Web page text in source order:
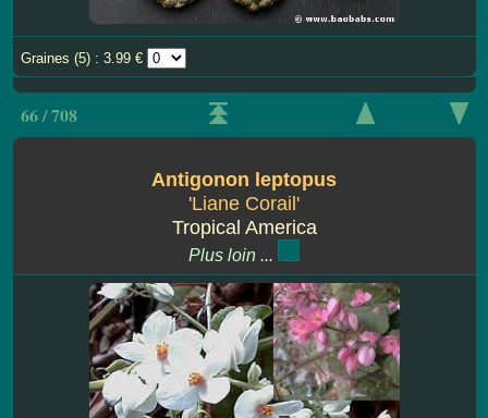
Graines (5) : 3.99 €
66 / 708
Antigonon leptopus
'Liane Corail'
Tropical America
Plus loin ...